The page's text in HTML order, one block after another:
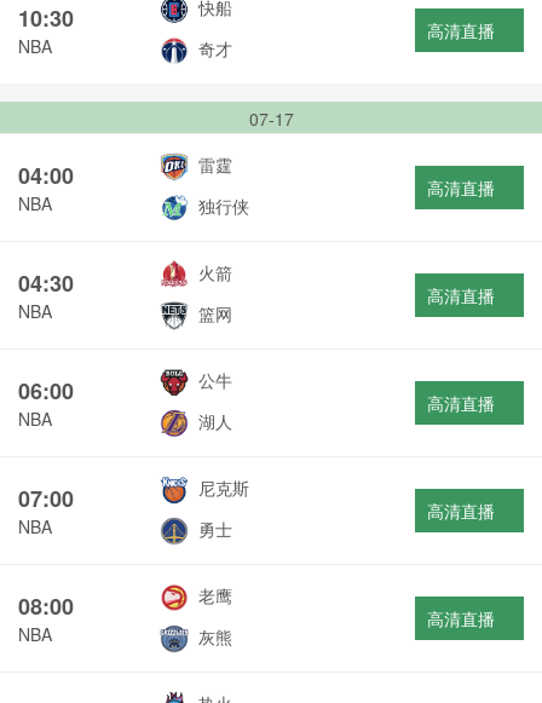
10:30
NBA
快船
奇才
高清直播
07-17
04:00
NBA
雷霆
独行侠
高清直播
04:30
NBA
火箭
篮网
高清直播
06:00
NBA
公牛
湖人
高清直播
07:00
NBA
尼克斯
勇士
高清直播
08:00
NBA
老鹰
灰熊
高清直播